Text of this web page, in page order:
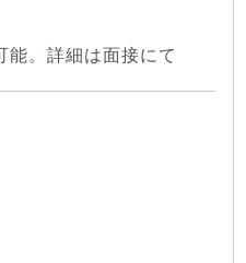
能。詳細は面接にて